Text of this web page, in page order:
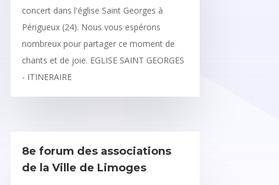
concert dans l'église Saint Georges à
Périgueux (24). Nous vous espérons
nombreux pour partager ce moment de
chants et de joie. EGLISE SAINT GEORGES
- ITINERAIRE
8e forum des associations
de la Ville de Limoges